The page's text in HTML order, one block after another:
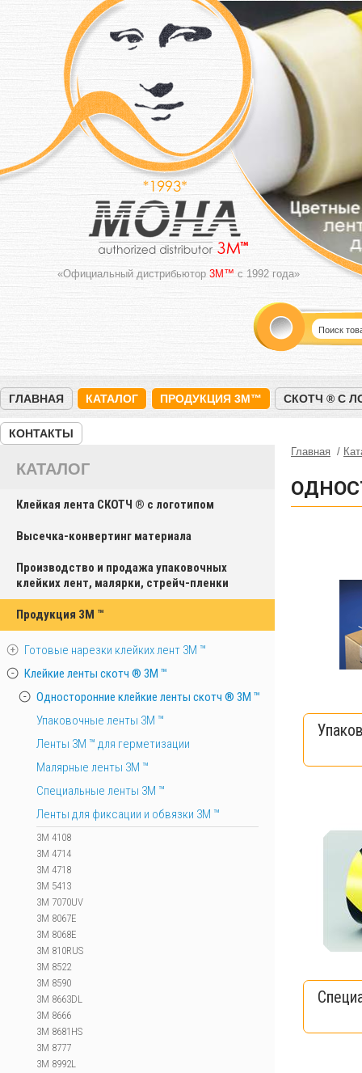
«Официальный дистрибьютор 3M™ с 1992 года»
ГЛАВНАЯ КАТАЛОГ ПРОДУКЦИЯ 3M™ СКОТЧ ® С
КОНТАКТЫ
Главная
КАТАЛОГ
Клейкая лента СКОТЧ ® с логотипом
Высечка-конвертинг материала
Производство и продажа упаковочных
клейких лент, малярки, стрейч-пленки
Продукция 3M ™
Готовые нарезки клейких лент 3M ™
Клейкие ленты скотч ® 3M ™
Односторонние клейкие ленты скотч ® 3M ™
Упаковочные ленты 3М ™
Ленты 3М ™ для герметизации
Малярные ленты 3М ™
Специальные ленты 3M ™
Ленты для фиксации и обвязки 3M ™
3M 4108
3M 4714
3M 4718
3M 5413
3M 7070UV
3M 8067E
3M 8068E
3M 810RUS
3M 8522
3M 8590
3M 8663DL
3M 8666
3M 8681HS
3M 8777
3M 8992L